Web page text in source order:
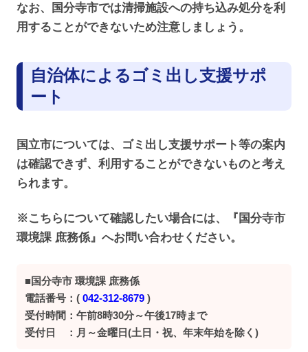
なお、国分寺市では清掃施設への持ち込み処分を利
用することができないため注意しましょう。
自治体によるゴミ出し支援サポ
ート
国立市については、ゴミ出し支援サポート等の案内
は確認できず、利用することができないものと考え
られます。
※こちらについて確認したい場合には、『国分寺市
環境課 庶務係』へお問い合わせください。
■国分寺市 環境課 庶務係
電話番号：( 042-312-8679)
受付時間：午前8時30分～午後17時まで
受付日 ：月～金曜日(土日・祝、年末年始を除く)